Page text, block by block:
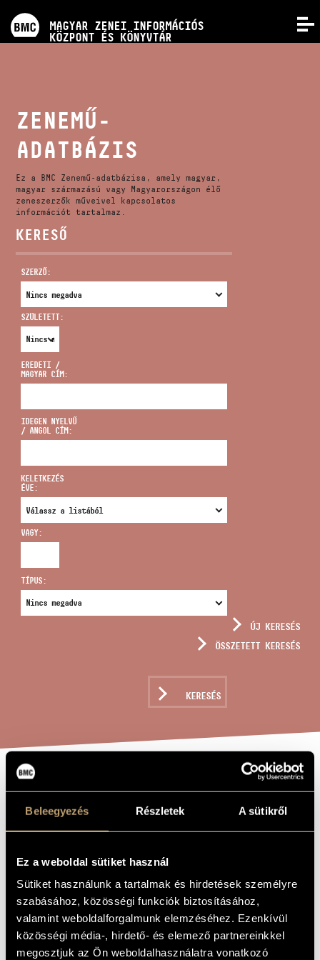
Beleegyezés Részletek A sütikről
Ez a weboldal sütiket használ
Sütiket használunk a tartalmak és hirdetések személyre
szabásához, közösségi funkciók biztosításához,
valamint weboldalforgalmunk elemzéséhez. Ezenkívül
közösségi média-, hirdető- és elemező partnereinkkel
megosztjuk az Ön weboldalhasználatra vonatkozó
MAGYAR ZENEI INFORMÁCIÓS
KÖZPONT ÉS KÖNYVTÁR
KÉPZÉSEK
KIADVÁNYOK
RÓLUNK
VIDEÓ GALÉRIA
CÍM
infokozpont@bmc.hu
TELEFON
NYITVA TARTÁS
ZENEMŰ-
ADATBÁZIS
Ez a BMC Zenemű-adatbázisa, amely magyar,
magyar származású vagy Magyarországon élő
zeneszerzők műveivel kapcsolatos
információt tartalmaz.
KERESŐ
SZERZŐ:
SZÜLETETT:
EREDETI /
MAGYAR CÍM:
IDEGEN NYELVŰ
/ ANGOL CÍM:
KELETKEZÉS
ÉVE:
VAGY:
TÍPUS:
ÚJ KERESÉS
ÖSSZETETT KERESÉS
KERESÉS
MISERERE
ZENESZERZŐ Szőllősy András
EREDETI /
Miserere
NYELVŰ /
Miserere
ALCÍM (Psalmus L) a 6 voci
AJÁNLÁS to the King´s Singers